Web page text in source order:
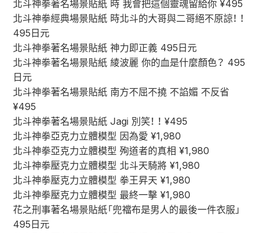
北斗神拳著名場景貼紙 時 我會把這個靈魂留給你 ¥495
北斗神拳經典場景貼紙 時北斗的大哥與二哥絕不原諒！ ！
495日元
北斗神拳著名場景貼紙 神力即正義 495日元
北斗神拳著名場景貼紙 綾波麗 你的血是什麼顏色？ 495
日元
北斗神拳著名場景貼紙 南方不屈不撓 不諂媚 不反省
¥495
北斗神拳著名場景貼紙 Jagi 別笑！ ！ ¥495
北斗神拳亞克力立體模型 因為愛 ¥1,980
北斗神拳亞克力立體模型 殉道者的真相 ¥1,980
北斗神拳壓克力立體模型 北斗天騎將 ¥1,980
北斗神拳壓克力立體模型 拳王昇天 ¥1,980
北斗神拳壓克力立體模型 最終一擊 ¥1,980
花之刑事著名場景貼紙「兜襠布是男人的最後一件衣服」
495日元